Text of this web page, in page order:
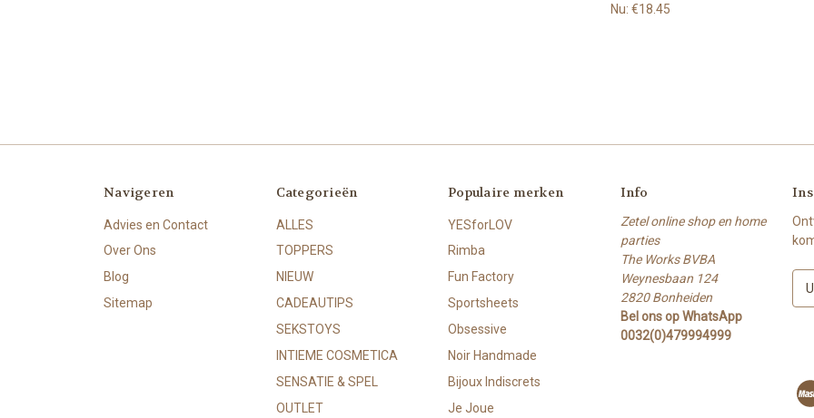
Nu: €18.45
Navigeren
Advies en Contact
Over Ons
Blog
Sitemap
Categorieën
ALLES
TOPPERS
NIEUW
CADEAUTIPS
SEKSTOYS
INTIEME COSMETICA
SENSATIE & SPEL
OUTLET
Populaire merken
YESforLOV
Rimba
Fun Factory
Sportsheets
Obsessive
Noir Handmade
Bijoux Indiscrets
Je Joue
Info
Zetel online shop en home
parties
The Works BVBA
Weynesbaan 124
2820 Bonheiden
Bel ons op WhatsApp
0032(0)479994999
E
a